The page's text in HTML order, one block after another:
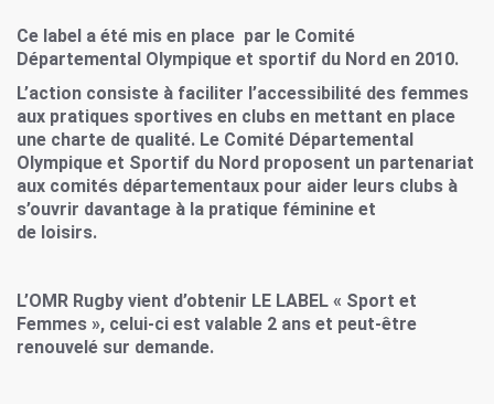
Ce label a été mis en place par le Comité
Départemental Olympique et sportif du Nord en 2010.
L’action consiste à faciliter l’accessibilité des femmes
aux pratiques sportives en clubs en mettant en place
une charte de qualité. Le Comité Départemental
Olympique et Sportif du Nord proposent un partenariat
aux comités départementaux pour aider leurs clubs à
s’ouvrir davantage à la pratique féminine et
de loisirs.
L’OMR Rugby vient d’obtenir LE LABEL « Sport et
Femmes », celui-ci est valable 2 ans et peut-être
renouvelé sur demande.